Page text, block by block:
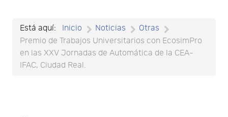
Está aquí: Inicio Noticias
Otras
Premio de Trabajos Universitarios con EcosimPro
en las XXV Jornadas de Automática de la CEA-
IFAC, Ciudad Real.